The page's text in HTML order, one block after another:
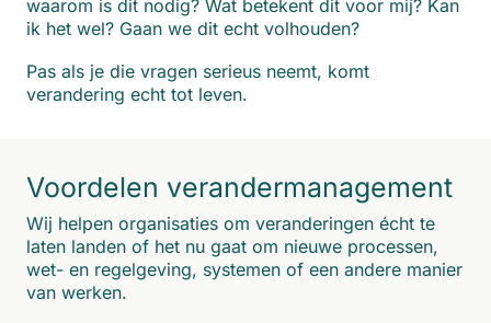
waarom is dit nodig? Wat betekent dit voor mij? Kan
ik het wel? Gaan we dit echt volhouden?
Pas als je die vragen serieus neemt, komt
verandering echt tot leven.
Voordelen verandermanagement
Wij helpen organisaties om veranderingen écht te
laten landen of het nu gaat om nieuwe processen,
wet- en regelgeving, systemen of een andere manier
van werken.